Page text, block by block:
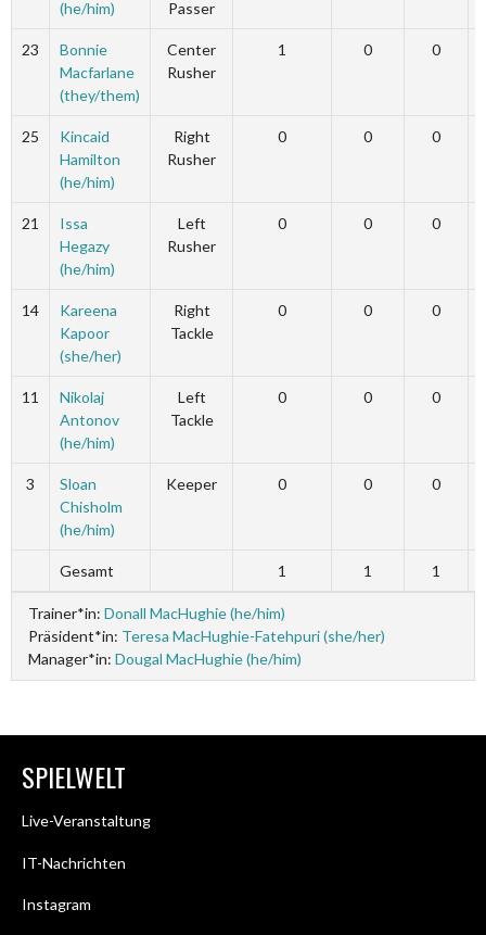
(he/him) Passer
23
Bonnie
Macfarlane
(they/them)
Center
Rusher
1 0 0
25
Kincaid
Hamilton
(he/him)
Right
Rusher
0 0 0
21
Issa
Hegazy
(he/him)
Left
Rusher
0 0 0
14
Kareena
Kapoor
(she/her)
Right
Tackle
0 0 0
11
Nikolaj
Antonov
(he/him)
Left
Tackle
0 0 0
3
Sloan
Chisholm
(he/him)
Keeper 0 0 0
Gesamt 1 1 1
Trainer*in: Donall MacHughie (he/him)
Präsident*in: Teresa MacHughie-Fatehpuri (she/her)
Manager*in: Dougal MacHughie (he/him)
SPIELWELT
Live-Veranstaltung
IT-Nachrichten
Instagram